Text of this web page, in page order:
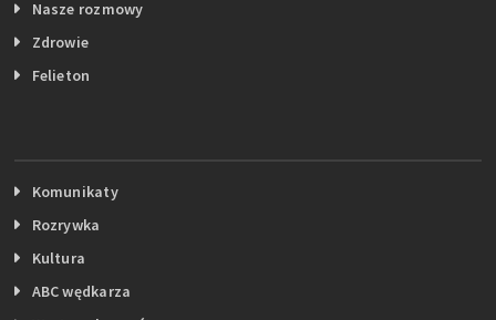
Nasze rozmowy
Zdrowie
Felieton
Komunikaty
Rozrywka
Kultura
ABC wędkarza